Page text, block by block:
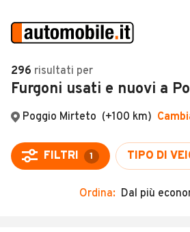
Auto
Auto usate
Auto Km 0
Auto Nuove
Noleggio a lungo termine
VENDI
MAGAZINE
ACCEDI
296 risultati per
Furgoni usati e nuovi a
Poggio Mirteto (+100 km)
FILTRI 1 TIPO DI
Ordina: Dal più